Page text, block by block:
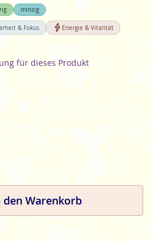
minzig
& Fokus
Energie & Vitalität
für dieses Produkt
den Warenkorb